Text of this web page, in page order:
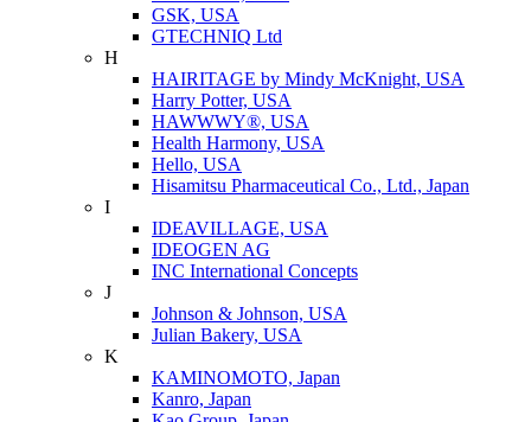
GSK, USA
GTECHNIQ Ltd
H
HAIRITAGE by Mindy McKnight, USA
Harry Potter, USA
HAWWWY®, USA
Health Harmony, USA
Hello, USA
Hisamitsu Pharmaceutical Co., Ltd., Japan
I
IDEAVILLAGE, USA
IDEOGEN AG
INC International Concepts
J
Johnson & Johnson, USA
Julian Bakery, USA
K
KAMINOMOTO, Japan
Kanro, Japan